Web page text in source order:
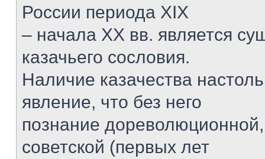
России периода XIX
– начала XX вв. является
казачьего сословия.
Наличие казачества
явление, что без него
познание
советской (первых лет